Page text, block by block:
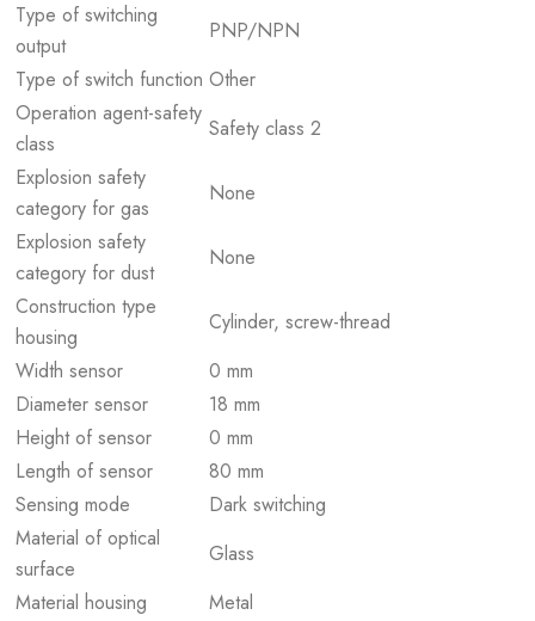
Type of switching
output
PNP/NPN
Type of switch function Other
Operation agent-safety
class
Safety class 2
Explosion safety
category for gas
None
Explosion safety
category for dust
None
Construction type
housing
Cylinder, screw-thread
Width sensor
0 mm
Diameter sensor
18 mm
Height of sensor
0 mm
Length of sensor
80 mm
Sensing mode
Dark switching
Material of optical
surface
Glass
Material housing
Metal